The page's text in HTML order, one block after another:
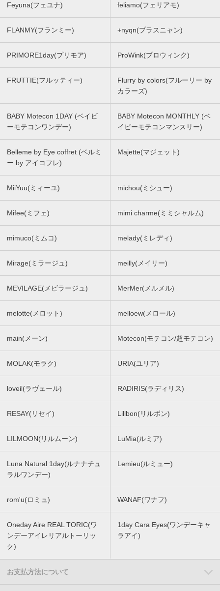
Feyuna(フェユナ) feliamo(フェリアモ)
FLANMY(フランミー) +nyqn(プラスニャン)
PRIMORE1day(プリモア) ProWink(プロウィンク)
FRUTTIE(フルッティー)
Flurry by colors(フルーリー by
カラーズ)
BABY Motecon 1DAY (ベイビ
ーモテコンワンデー)
BABY Motecon MONTHLY (ベ
イビーモテコンマンスリー)
Belleme by Eye coffret (ベルミ
ー by アイコフレ)
Majette(マジェット)
MiiYuu(ミィーユ) michou(ミシュー)
Mifee(ミフェ) mimi charme(ミミシャルム)
mimuco(ミムコ) melady(ミレディ)
Mirage(ミラージュ) meilly(メイリー)
MEVILAGE(メビラージュ) MerMer(メルメル)
melotte(メロット) melloew(メロール)
main(メーン) Motecon(モテコン/超モテコン)
MOLAK(モラク) URIA(ユリア)
loveil(ラヴェール) RADIRIS(ラディリス)
RESAY(リセイ) Lillbon(リルボン)
LILMOON(リルムーン) LuMia(ルミア)
Luna Natural 1day(ルナナチュ
ラルワンデー)
Lemieu(ルミュー)
rom'u(ロミュ) WANAF(ワナフ)
Oneday Aire REAL TORIC(ワ
ンデーアイレリアルトーリッ
ク)
1day Cara Eyes(ワンデーキャ
ラアイ)
お支払方法について